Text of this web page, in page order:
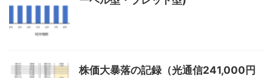
株価大暴落の記録（光通信241,000円